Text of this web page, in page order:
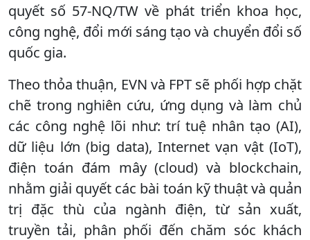
quyết số 57-NQ/TW về phát triển khoa học,
công nghệ, đổi mới sáng tạo và chuyển đổi số
quốc gia.
Theo thỏa thuận, EVN và FPT sẽ phối hợp chặt
chẽ trong nghiên cứu, ứng dụng và làm chủ
các công nghệ lõi như: trí tuệ nhân tạo (AI),
dữ liệu lớn (big data), Internet vạn vật (IoT),
điện toán đám mây (cloud) và blockchain,
nhằm giải quyết các bài toán kỹ thuật và quản
trị đặc thù của ngành điện, từ sản xuất,
truyền tải, phân phối đến chăm sóc khách